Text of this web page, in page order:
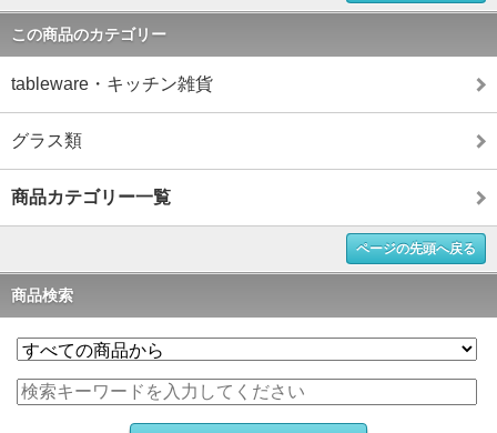
この商品のカテゴリー
tableware・キッチン雑貨
グラス類
商品カテゴリー一覧
ページの先頭へ戻る
商品検索